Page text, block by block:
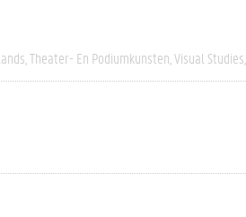
Theater- En Podiumkunsten Visual Studies